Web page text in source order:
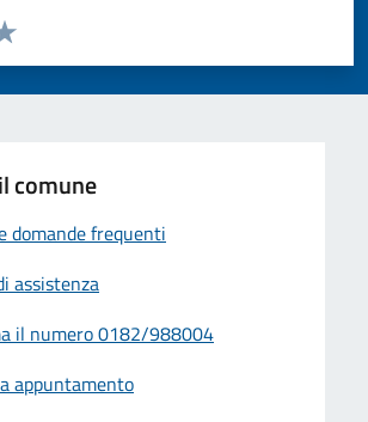
pagina
5 stelle su 5
4 stelle su 5
su 5
su 5
5
comune
domande frequenti
assistenza
il numero 0182/988004
appuntamento